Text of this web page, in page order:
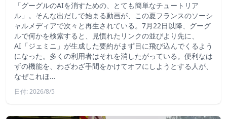
「グーグルのAIを消すための、とても簡単なチュートリア
ル」。そんな出だしで始まる動画が、この夏フランスのソーシ
ャルメディアで次々と再生されている。7月22日以降、グーグ
ルで何かを検索すると、見慣れたリンクの並びより先に、
AI「ジェミニ」が生成した要約がまず目に飛び込んでくるよう
になった。多くの利用者はそれを消したがっている。便利なは
ずの機能を、わざわざ手間をかけてオフにしようとする人が、
なぜこれほ…
日付: 2026/8/5